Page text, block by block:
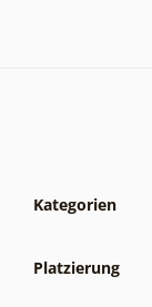
Kategorien
Platzierung